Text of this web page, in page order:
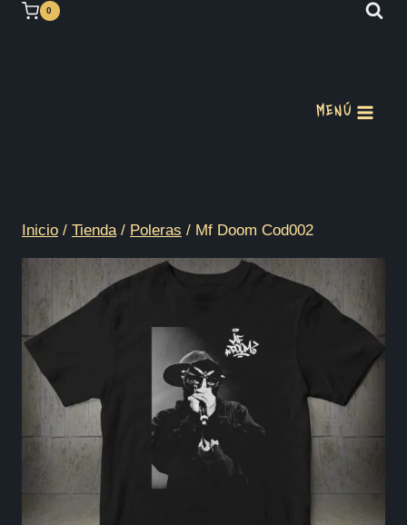
Saltar 0
MENÚ
Inicio / Tienda / Poleras / Mf Doom Cod002